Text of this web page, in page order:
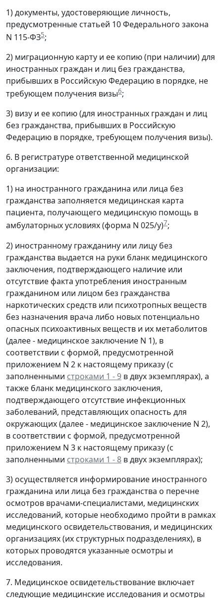
1) документы, удостоверяющие личность,
предусмотренные статьей 10 Федерального закона
N 115-ФЗ5;
2) миграционную карту и ее копию (при наличии) для
иностранных граждан и лиц без гражданства,
прибывших в Российскую Федерацию в порядке, не
требующем получения визы6;
3) визу и ее копию (для иностранных граждан и лиц
без гражданства, прибывших в Российскую
Федерацию в порядке, требующем получения визы).
6. В регистратуре ответственной медицинской
организации:
1) на иностранного гражданина или лица без
гражданства заполняется медицинская карта
пациента, получающего медицинскую помощь в
амбулаторных условиях (форма N 025/у)7;
2) иностранному гражданину или лицу без
гражданства выдается на руки бланк медицинского
заключения, подтверждающего наличие или
отсутствие факта употребления иностранным
гражданином или лицом без гражданства
наркотических средств или психотропных веществ
без назначения врача либо новых потенциально
опасных психоактивных веществ и их метаболитов
(далее - медицинское заключение N 1), в
соответствии с формой, предусмотренной
приложением N 2 к настоящему приказу (с
заполненными строками 1 - 9 в двух экземплярах), а
также бланк медицинского заключения,
подтверждающего отсутствие инфекционных
заболеваний, представляющих опасность для
окружающих (далее - медицинское заключение N 2),
в соответствии с формой, предусмотренной
приложением N 3 к настоящему приказу (с
заполненными строками 1 - 8 в двух экземплярах);
3) осуществляется информирование иностранного
гражданина или лица без гражданства о перечне
осмотров врачами-специалистами, медицинских
исследований, которые необходимо пройти в рамках
медицинского освидетельствования, и медицинских
организациях (их структурных подразделениях), в
которых проводятся указанные осмотры и
исследования.
7. Медицинское освидетельствование включает
следующие медицинские исследования и осмотры